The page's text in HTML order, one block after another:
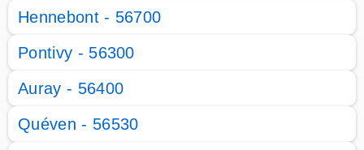
Hennebont - 56700
Pontivy - 56300
Auray - 56400
Quéven - 56530